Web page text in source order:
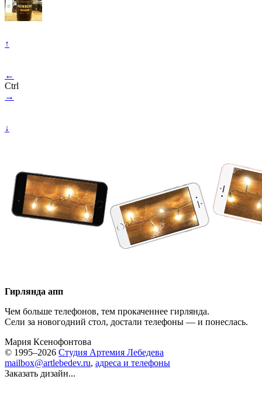
↑
←
Ctrl
→
↓
Гирлянда апп
Чем больше телефонов, тем прокаченнее гирлянда.
Сели за новогодний стол, достали телефоны — и понеслась.
Мария Ксенофонтова
© 1995–2026 Студия Артемия Лебедева
mailbox@artlebedev.ru, адреса и телефоны
Заказать дизайн...